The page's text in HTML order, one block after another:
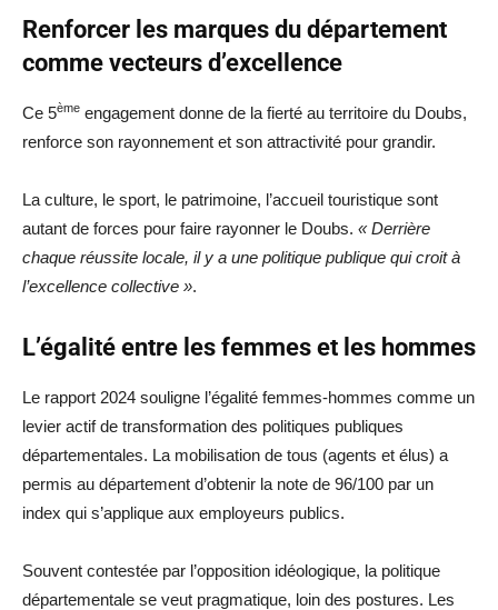
Renforcer les marques du département
comme vecteurs d’excellence
Ce 5ème engagement donne de la fierté au territoire du Doubs,
renforce son rayonnement et son attractivité pour grandir.
La culture, le sport, le patrimoine, l’accueil touristique sont
autant de forces pour faire rayonner le Doubs. « Derrière
chaque réussite locale, il y a une politique publique qui croit à
l’excellence collective ».
L’égalité entre les femmes et les hommes
Le rapport 2024 souligne l’égalité femmes-hommes comme un
levier actif de transformation des politiques publiques
départementales. La mobilisation de tous (agents et élus) a
permis au département d’obtenir la note de 96/100 par un
index qui s’applique aux employeurs publics.
Souvent contestée par l’opposition idéologique, la politique
départementale se veut pragmatique, loin des postures. Les